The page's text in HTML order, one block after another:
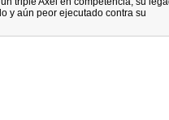
y aún peor ejecutado contra su